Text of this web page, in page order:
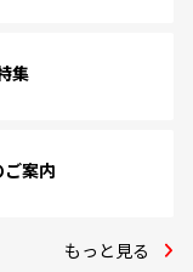
集
ご案内
もっと見る